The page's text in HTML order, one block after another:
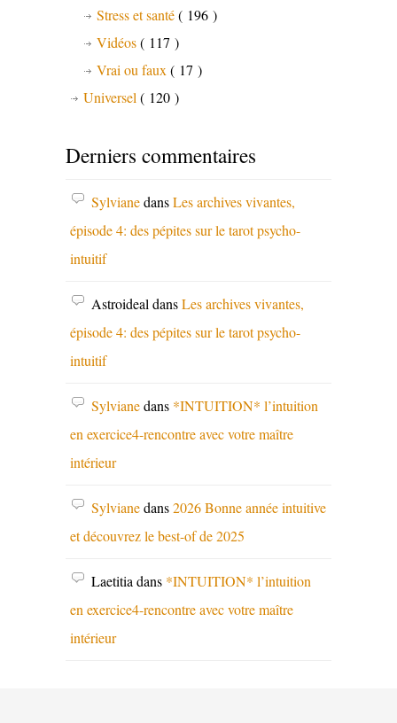
Stress et santé( 196 )
Vidéos( 117 )
Vrai ou faux ( 17 )
Universel ( 120 )
Derniers commentaires
SylvianedansLes archives vivantes,
épisode 4: des pépites sur le tarot psycho-
intuitif
Astroideal dansLes archives vivantes,
épisode 4: des pépites sur le tarot psycho-
intuitif
Sylvianedans *INTUITION* l’intuition
en exercice4-rencontre avec votre maître
intérieur
Sylvianedans2026 Bonne année intuitive
et découvrez le best-of de 2025
Laetitia dans *INTUITION* l’intuition
en exercice4-rencontre avec votre maître
intérieur